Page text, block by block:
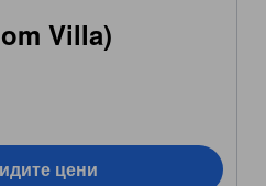
Villa)
цени